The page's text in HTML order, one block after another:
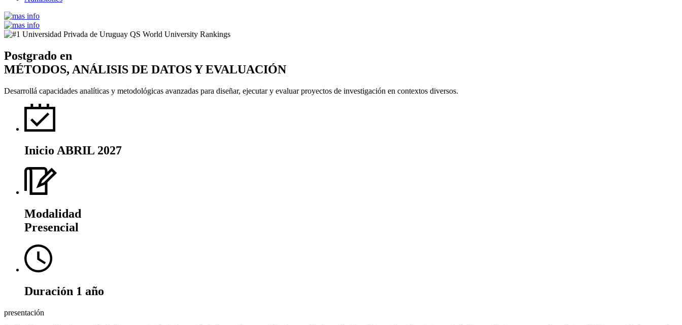
Postgrado en
MÉTODOS, ANÁLISIS DE DATOS Y EVALUACIÓN
Desarrollá capacidades analíticas y metodológicas avanzadas para diseñar, ejecutar y evaluar proyectos de investigación en contextos diversos.
Inicio ABRIL 2027
Modalidad
Presencial
Duración 1 año
presentación